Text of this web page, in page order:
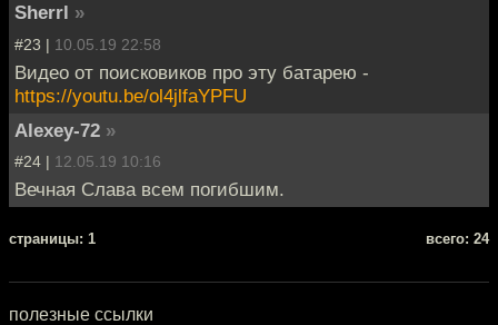
Sherrl »
#23 | 10.05.19 22:58
Видео от поисковиков про эту батарею -
https://youtu.be/ol4jlfaYPFU
Alexey-72 »
#24 | 12.05.19 10:16
Вечная Слава всем погибшим.
cтраницы: 1 всего: 24
полезные ссылки